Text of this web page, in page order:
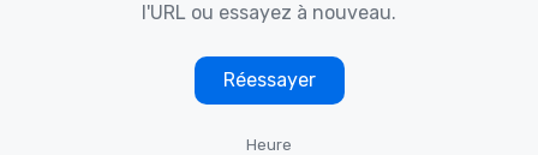
l'URL ou essayez à nouveau.
Réessayer
Heure